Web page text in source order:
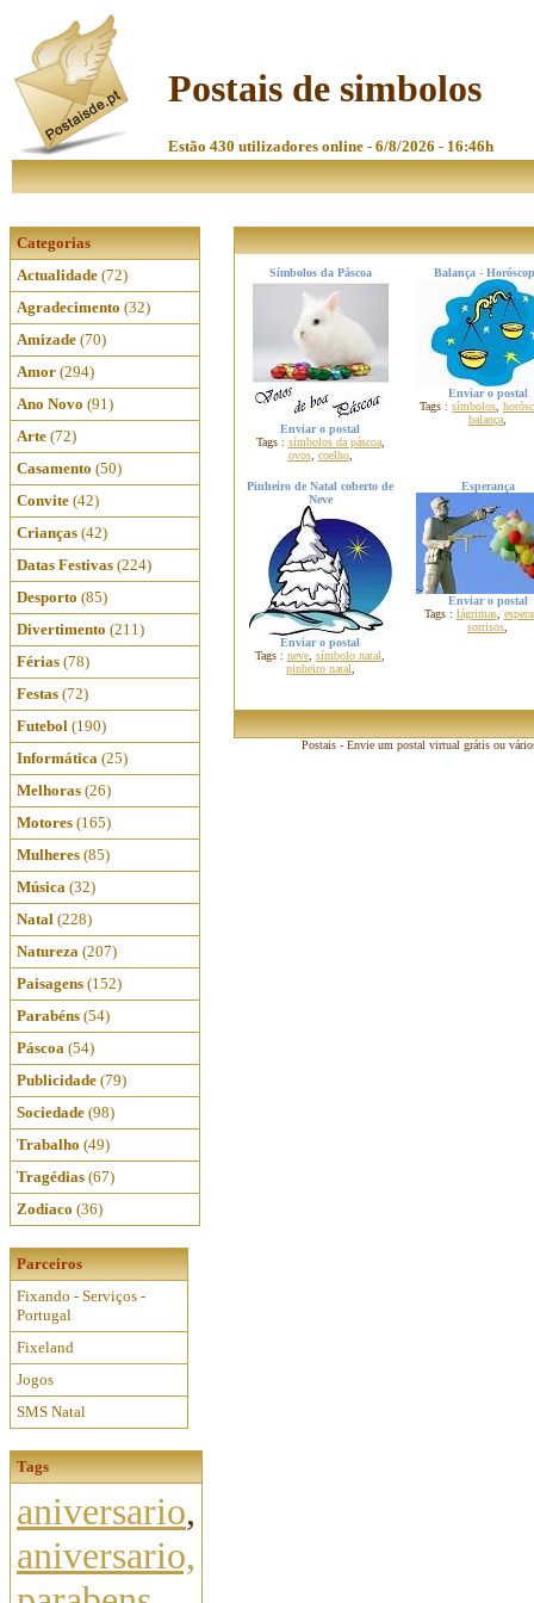
Postais de simbolos
Estão 430 utilizadores online - 6/8/2026 - 16:46h
Categorias
Actualidade (72)
Agradecimento (32)
Amizade (70)
Amor (294)
Ano Novo (91)
Arte (72)
Casamento (50)
Convite (42)
Crianças (42)
Datas Festivas (224)
Desporto (85)
Divertimento (211)
Férias (78)
Festas (72)
Futebol (190)
Informática (25)
Melhoras (26)
Motores (165)
Mulheres (85)
Música (32)
Natal (228)
Natureza (207)
Paisagens (152)
Parabéns (54)
Páscoa (54)
Publicidade (79)
Sociedade (98)
Trabalho (49)
Tragédias (67)
Zodíaco (36)
Parceiros
Fixando - Serviços -
Portugal
Fixeland
Jogos
SMS Natal
Tags
aniversario,
aniversario,
Símbolos da Páscoa
Enviar o postal
Tags : símbolos da páscoa,
ovos, coelho,
Balança -
Enviar o postal
Tags : símbolos
balança
Pinheiro de Natal coberto de
Neve
Enviar o postal
Tags : neve símbolo natal
pinheiro natal
Esperança
Enviar o postal
Tags : lágrimas,
sorrisos
Postais - Envie um postal virtual grátis ou